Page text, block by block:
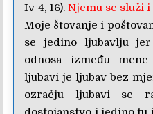
Iv 4, 16). Njemu se služi
Moje štovanje i
se jedino ljubavlju
odnosa između
ljubavi je ljubav bez
ozračju ljubavi se